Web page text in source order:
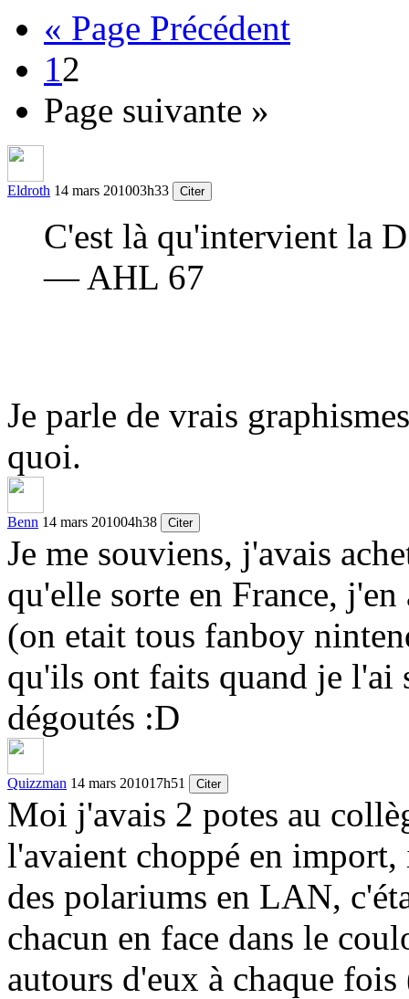
« Page Précédent
12
Page suivante »
Eldroth 14 mars 201003h33 Citer
C'est là qu'intervient la
— AHL 67
Je parle de vrais
quoi.
Benn 14 mars 201004h38 Citer
Je me souviens, j'avais
qu'elle sorte en France,
(on etait tous fanboy
qu'ils ont faits quand je l'ai
dégoutés :D
Quizzman 14 mars 201017h51 Citer
Moi j'avais 2 potes au
l'avaient choppé en
des polariums en LAN,
chacun en face dans le
autours d'eux à chaque